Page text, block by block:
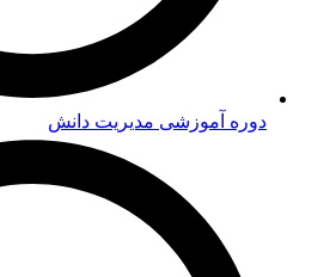
دوره‌ آموزشی مدیریت دانش